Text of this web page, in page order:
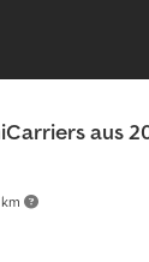
aus